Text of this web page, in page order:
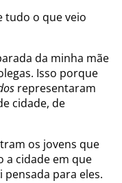
tudo o que veio
da minha mãe
Isso porque
representaram
cidade, de
os jovens que
a cidade em que
para eles.